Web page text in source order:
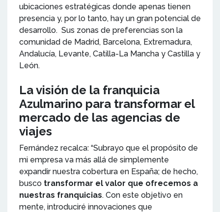
ubicaciones estratégicas donde apenas tienen
presencia y, por lo tanto, hay un gran potencial de
desarrollo. Sus zonas de preferencias son la
comunidad de Madrid, Barcelona, Extremadura,
Andalucía, Levante, Catilla-La Mancha y Castilla y
León.
La visión de la franquicia
Azulmarino para transformar el
mercado de las agencias de
viajes
Fernández recalca: “Subrayo que el propósito de
mi empresa va más allá de simplemente
expandir nuestra cobertura en España; de hecho,
busco transformar el valor que ofrecemos a
nuestras franquicias. Con este objetivo en
mente, introduciré innovaciones que